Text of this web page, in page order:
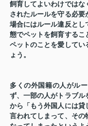
飼育してよいわけではな
されたルールを守る必
場合にはルール違反とし
態でペットを飼育するこ
ペットのことを愛してい
ょう。
多くの外国籍の人がル
ず、一部の人がトラブル
から「もう外国人には貸
言われてしまって、その